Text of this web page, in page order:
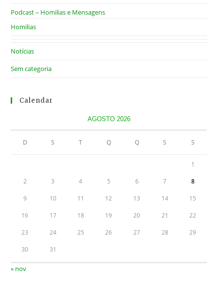
Podcast – Homilias e Mensagens
Homilias
Notícias
Sem categoria
Calendar
AGOSTO 2026
D S T Q Q S S
1
2 3 4 5 6 7 8
9 10 11 12 13 14 15
16 17 18 19 20 21 22
23 24 25 26 27 28 29
30 31
« nov